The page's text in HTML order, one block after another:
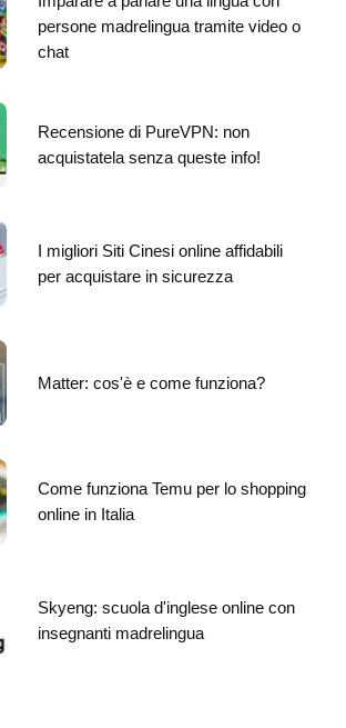
persone madrelingua tramite video o
chat
Recensione di PureVPN: non
acquistatela senza queste info!
I migliori Siti Cinesi online affidabili
per acquistare in sicurezza
Matter: cos'è e come funziona?
Come funziona Temu per lo shopping
online in Italia
Skyeng: scuola d'inglese online con
insegnanti madrelingua